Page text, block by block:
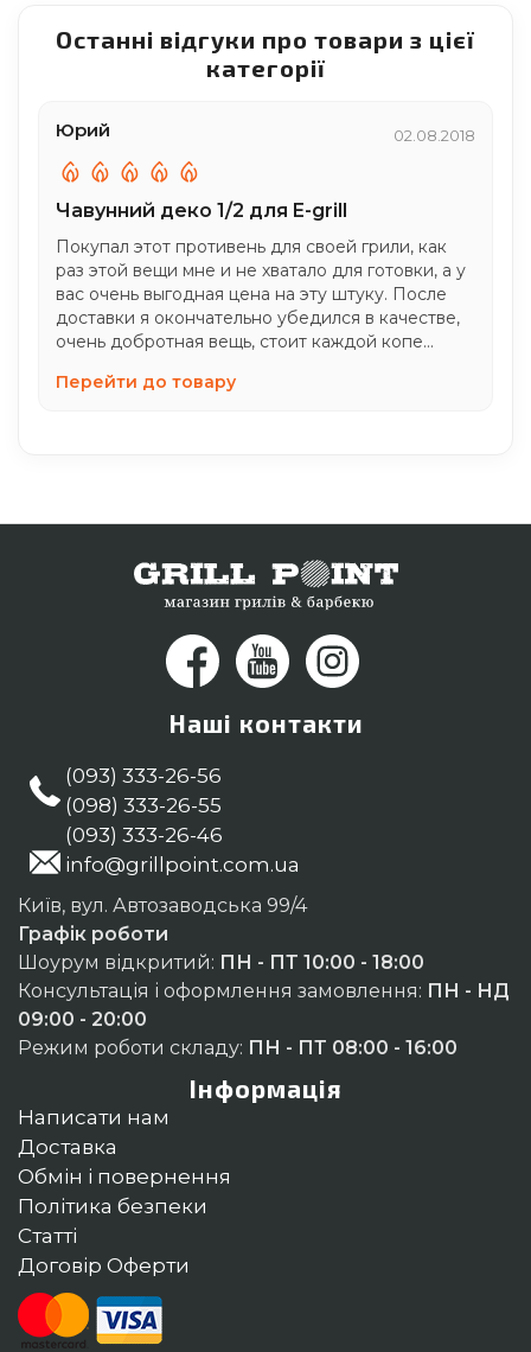
Останні відгуки про товари з цієї
категорії
Юрий 02.08.2018
Чавунний деко 1/2 для E-grill
Покупал этот противень для своей грили, как
раз этой вещи мне и не хватало для готовки, а у
вас очень выгодная цена на эту штуку. После
доставки я окончательно убедился в качестве,
очень добротная вещь, стоит каждой копе...
Перейти до товару
Наші контакти
(093) 333-26-56
(098) 333-26-55
(093) 333-26-46
info@grillpoint.com.ua
Київ, вул. Автозаводська 99/4
Графік роботи
Шоурум відкритий: ПН - ПТ 10:00 - 18:00
Консультація і оформлення замовлення: ПН - НД
09:00 - 20:00
Режим роботи складу: ПН - ПТ 08:00 - 16:00
Інформація
Написати нам
Доставка
Обмін і повернення
Політика безпеки
Статті
Договір Оферти